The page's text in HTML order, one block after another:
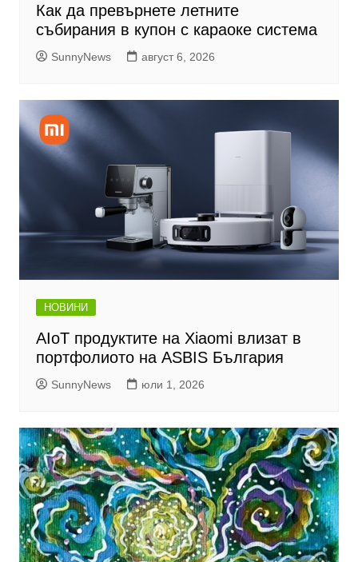
Как да превърнете летните
събирания в купон с караоке система
SunnyNews август 6, 2026
НОВИНИ
AIoT продуктите на Xiaomi влизат в
портфолиото на ASBIS България
SunnyNews юли 1, 2026